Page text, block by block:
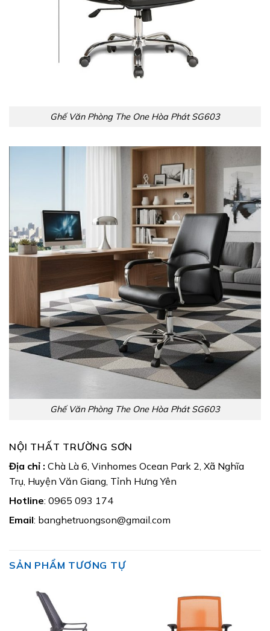
Ghế Văn Phòng The One Hòa Phát SG603
Ghế Văn Phòng The One Hòa Phát SG603
NỘI THẤT TRƯỜNG SƠN
Địa chỉ : Chà Là 6, Vinhomes Ocean Park 2, Xã Nghĩa
Trụ, Huyện Văn Giang, Tỉnh Hưng Yên
Hotline: 0965 093 174
Email: banghetruongson@gmail.com
SẢN PHẨM TƯƠNG TỰ